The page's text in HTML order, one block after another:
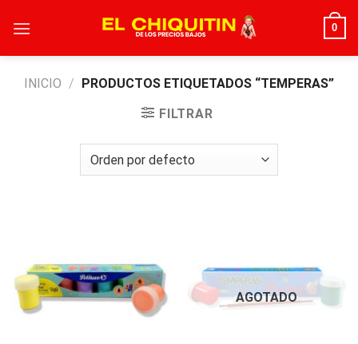
0
INICIO / PRODUCTOS ETIQUETADOS “TEMPERAS”
FILTRAR
AGOTADO